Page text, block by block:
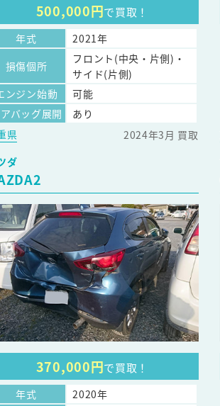
500,000円で買取！
年式
2021年
損傷個所
フロント(中央・片側)・
サイド(片側)
ンジン始動
可能
バッグ展開
あり
県
2024年3月 買取
ダ
370,000円で買取！
年式
2020年